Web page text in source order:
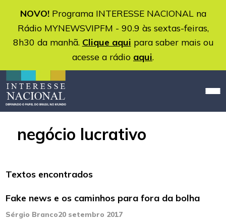
NOVO!Programa INTERESSE NACIONAL na
Rádio MYNEWSVIPFM - 90.9 às sextas-feiras,
8h30 da manhã. Clique aqui para saber mais ou
acesse a rádio aqui.
negócio lucrativo
Textos encontrados
Fake news e os caminhos para fora da bolha
Sérgio Branco20 setembro 2017